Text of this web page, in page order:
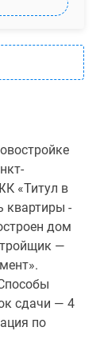
«Титул в
квартиры -
дом
—
сдачи — 4
по